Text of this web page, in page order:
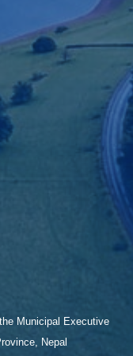
Municipal Executive
Nepal